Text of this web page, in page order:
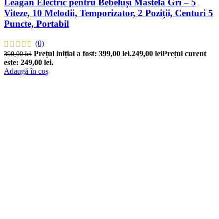
Leagăn Electric pentru Bebeluși Mastela Gri – 5
Viteze, 10 Melodii, Temporizator, 2 Poziții, Centuri 5
Puncte, Portabil
(0)
399,00lei Prețul inițial a fost: 399,00 lei.249,00 leiPrețul curent
este: 249,00 lei.
Adaugă în coș